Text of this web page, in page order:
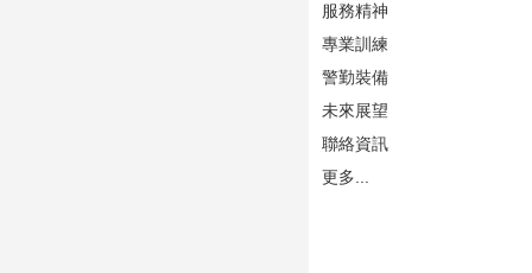
服務精神
專業訓練
警勤裝備
未來展望
聯絡資訊
更多...